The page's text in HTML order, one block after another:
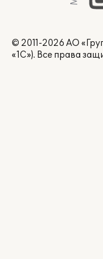
© 2011-2026 АО
«1С»). Все права